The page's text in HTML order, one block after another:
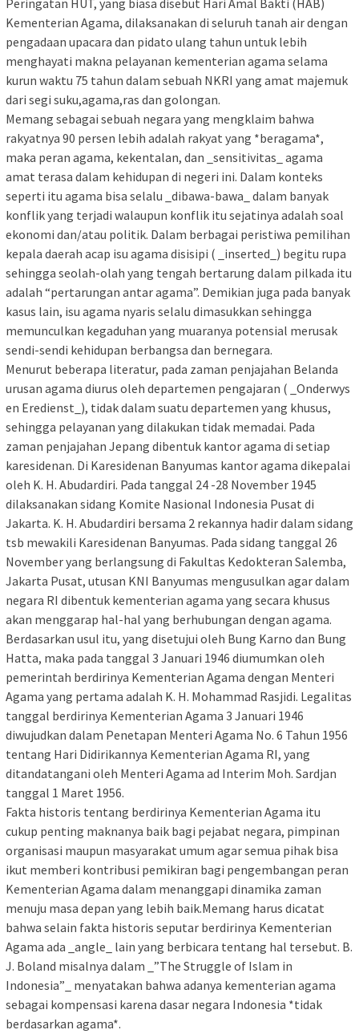
Peringatan HUT, yang biasa disebut Hari Amal Bakti (HAB)
Kementerian Agama, dilaksanakan di seluruh tanah air dengan
pengadaan upacara dan pidato ulang tahun untuk lebih
menghayati makna pelayanan kementerian agama selama
kurun waktu 75 tahun dalam sebuah NKRI yang amat majemuk
dari segi suku,agama,ras dan golongan.
Memang sebagai sebuah negara yang mengklaim bahwa
rakyatnya 90 persen lebih adalah rakyat yang *beragama*,
maka peran agama, kekentalan, dan _sensitivitas_ agama
amat terasa dalam kehidupan di negeri ini. Dalam konteks
seperti itu agama bisa selalu _dibawa-bawa_ dalam banyak
konflik yang terjadi walaupun konflik itu sejatinya adalah soal
ekonomi dan/atau politik. Dalam berbagai peristiwa pemilihan
kepala daerah acap isu agama disisipi ( _inserted_) begitu rupa
sehingga seolah-olah yang tengah bertarung dalam pilkada itu
adalah “pertarungan antar agama”. Demikian juga pada banyak
kasus lain, isu agama nyaris selalu dimasukkan sehingga
memunculkan kegaduhan yang muaranya potensial merusak
sendi-sendi kehidupan berbangsa dan bernegara.
Menurut beberapa literatur, pada zaman penjajahan Belanda
urusan agama diurus oleh departemen pengajaran ( _Onderwys
en Eredienst_), tidak dalam suatu departemen yang khusus,
sehingga pelayanan yang dilakukan tidak memadai. Pada
zaman penjajahan Jepang dibentuk kantor agama di setiap
karesidenan. Di Karesidenan Banyumas kantor agama dikepalai
oleh K. H. Abudardiri. Pada tanggal 24 -28 November 1945
dilaksanakan sidang Komite Nasional Indonesia Pusat di
Jakarta. K. H. Abudardiri bersama 2 rekannya hadir dalam sidang
tsb mewakili Karesidenan Banyumas. Pada sidang tanggal 26
November yang berlangsung di Fakultas Kedokteran Salemba,
Jakarta Pusat, utusan KNI Banyumas mengusulkan agar dalam
negara RI dibentuk kementerian agama yang secara khusus
akan menggarap hal-hal yang berhubungan dengan agama.
Berdasarkan usul itu, yang disetujui oleh Bung Karno dan Bung
Hatta, maka pada tanggal 3 Januari 1946 diumumkan oleh
pemerintah berdirinya Kementerian Agama dengan Menteri
Agama yang pertama adalah K. H. Mohammad Rasjidi. Legalitas
tanggal berdirinya Kementerian Agama 3 Januari 1946
diwujudkan dalam Penetapan Menteri Agama No. 6 Tahun 1956
tentang Hari Didirikannya Kementerian Agama RI, yang
ditandatangani oleh Menteri Agama ad Interim Moh. Sardjan
tanggal 1 Maret 1956.
Fakta historis tentang berdirinya Kementerian Agama itu
cukup penting maknanya baik bagi pejabat negara, pimpinan
organisasi maupun masyarakat umum agar semua pihak bisa
ikut memberi kontribusi pemikiran bagi pengembangan peran
Kementerian Agama dalam menanggapi dinamika zaman
menuju masa depan yang lebih baik.Memang harus dicatat
bahwa selain fakta historis seputar berdirinya Kementerian
Agama ada _angle_ lain yang berbicara tentang hal tersebut. B.
J. Boland misalnya dalam _”The Struggle of Islam in
Indonesia”_ menyatakan bahwa adanya kementerian agama
sebagai kompensasi karena dasar negara Indonesia *tidak
berdasarkan agama*.